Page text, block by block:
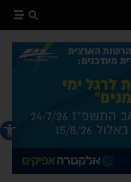
פתח